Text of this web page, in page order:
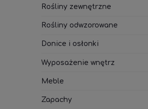
Rośliny zewnętrzne
Rośliny odwzorowane
Donice i osłonki
Wyposażenie wnętrz
Meble
Zapachy